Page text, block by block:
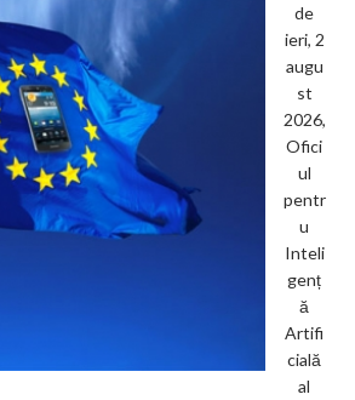
de
ieri, 2
augu
st
2026,
Ofici
ul
pentr
u
Inteli
genț
ă
Artifi
cială
al